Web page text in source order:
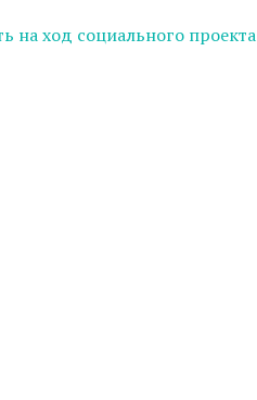
на ход социального проекта